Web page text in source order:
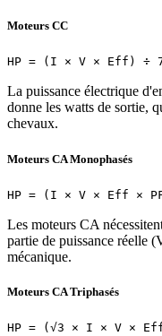
Moteurs CC
HP = (I × V × Eff) ÷
La puissance électrique
donne les watts de sortie,
chevaux.
Moteurs CA Monophasés
HP = (I × V × Eff ×
Les moteurs CA
partie de puissance réelle
mécanique.
Moteurs CA Triphasés
HP = (√3 × I × V ×